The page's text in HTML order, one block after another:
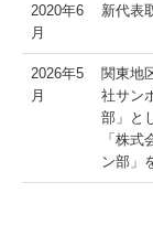
2020年6
月
新代表
2026年5
月
関東地
社サン
部」と
「株
ン部」